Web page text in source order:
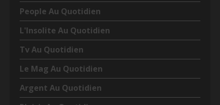
People Au Quotidien
L'Insolite Au Quotidien
Tv Au Quotidien
Le Mag Au Quotidien
Argent Au Quotidien